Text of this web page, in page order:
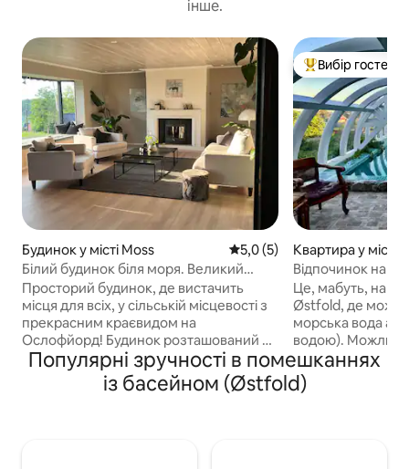
інше.
Будинок у місті Moss Середня оцінка: 5,0 з 5,
5,0 (5)
Білий будинок біля моря. Великий
будинок із чудовим краєвидом
Просторий будинок, де вистачить
місця для всіх, у сільській місцевості з
прекрасним краєвидом на
Ослофйорд! Будинок розташований в
безпосередній близькості як від лісу,
так і від озера, з доступом до
пішохідних і велосипедних доріжок,
Топ вибір гостей
Вибір гостей
Квартира у місті
Відпочинок на
басейном
Це, мабуть,
Østfold, де можна
морська вода
водою).
екскурсій та
Олені, коні,
шафи на
Популярні зручності в помешканнях
із басейном (Østfold)